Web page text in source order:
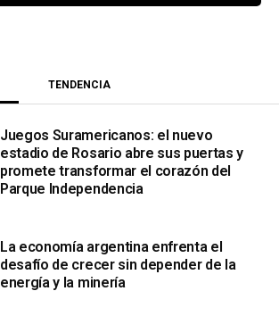
TENDENCIA
Juegos Suramericanos: el nuevo
estadio de Rosario abre sus puertas y
promete transformar el corazón del
Parque Independencia
La economía argentina enfrenta el
desafío de crecer sin depender de la
energía y la minería